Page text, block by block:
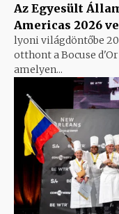
Az Egyesült
Americas 2026
lyoni világdöntőbe
otthont a Bocuse
amelyen...